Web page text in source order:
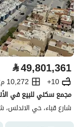
⃁49,801,361
10+
10,272 م2
مجمع سكني للبيع في
شارع قباء، حي الاندلس،